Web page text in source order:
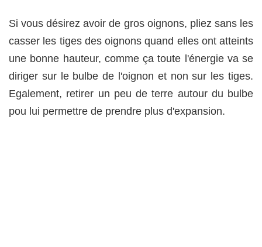
Si vous désirez avoir de gros oignons, pliez sans les
casser les tiges des oignons quand elles ont atteints
une bonne hauteur, comme ça toute l'énergie va se
diriger sur le bulbe de l'oignon et non sur les tiges.
Egalement, retirer un peu de terre autour du bulbe
pou lui permettre de prendre plus d'expansion.